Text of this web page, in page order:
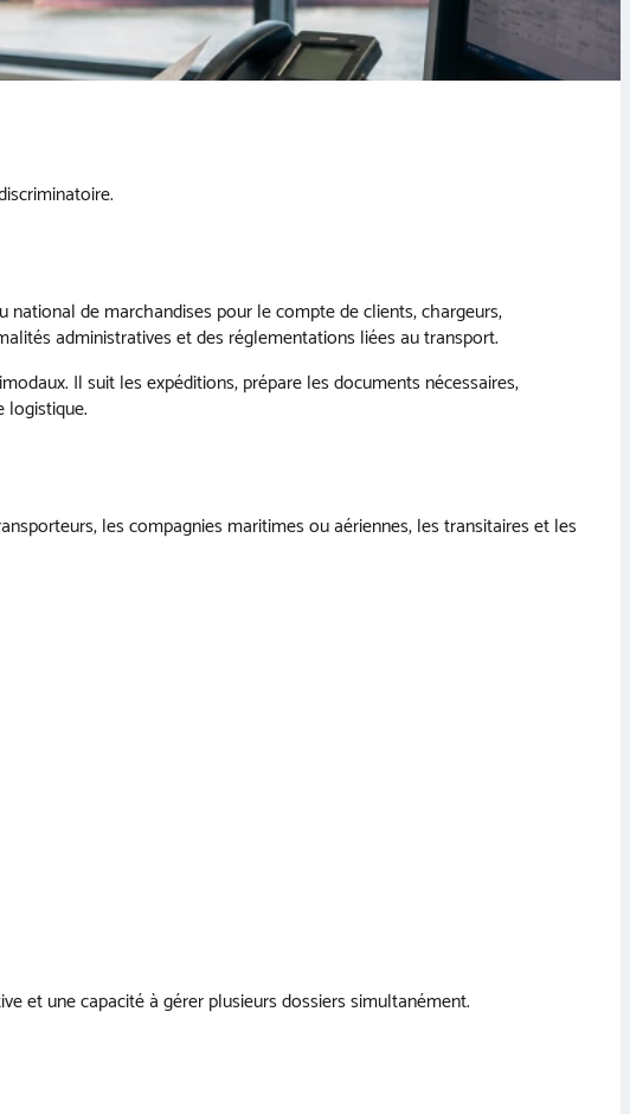
de marchandises pour le compte de clients, chargeurs,
administratives et des réglementations liées au transport.
Il suit les expéditions, prépare les documents nécessaires,
logistique.
les compagnies maritimes ou aériennes, les transitaires et les
et une capacité à gérer plusieurs dossiers simultanément.